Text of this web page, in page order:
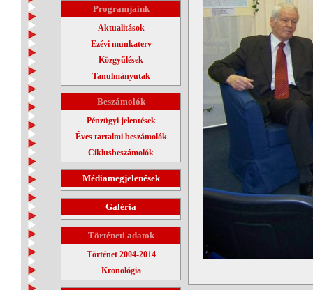
Programjaink
Aktualitások
Ezévi munkaterv
Közgyűlések
Tanulmányutak
Beszámolók
Pénzügyi jelentések
Éves tartalmi beszámolók
Ciklusbeszámolók
Médiamegjelenések
Galéria
Történeti adatok
Történet 2004-2014
Kronológia